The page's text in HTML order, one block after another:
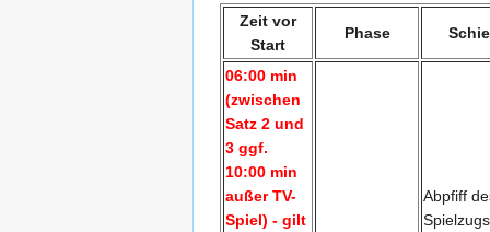
Zeit vor
Start
Phase
06:00 min
(zwischen
Satz 2 und
3 ggf.
10:00 min
außer TV-
Spiel) - gilt
Abpfiff